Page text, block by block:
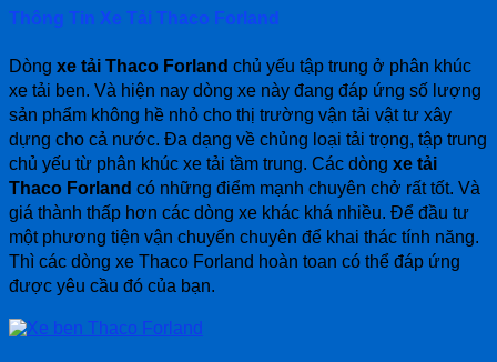
Thông Tin Xe Tải Thaco Forland
Dòng xe tải Thaco Forland chủ yếu tập trung ở phân khúc
xe tải ben. Và hiện nay dòng xe này đang đáp ứng số lượng
sản phẩm không hề nhỏ cho thị trường vận tải vật tư xây
dựng cho cả nước. Đa dạng về chủng loại tải trọng, tập trung
chủ yếu từ phân khúc xe tải tầm trung. Các dòng xe tải
Thaco Forland có những điểm mạnh chuyên chở rất tốt. Và
giá thành thấp hơn các dòng xe khác khá nhiều. Để đầu tư
một phương tiện vận chuyển chuyên để khai thác tính năng.
Thì các dòng xe Thaco Forland hoàn toan có thể đáp ứng
được yêu cầu đó của bạn.